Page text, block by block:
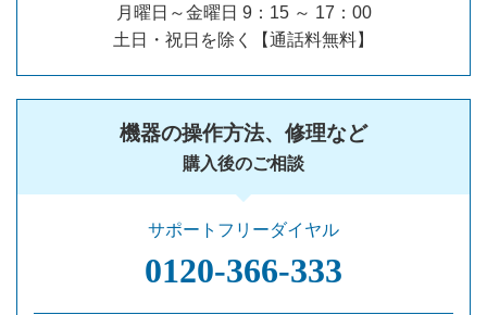
月曜日～金曜日 9：15 ～ 17：00
土日・祝日を除く【通話料無料】
機器の操作方法、修理など
購入後のご相談
サポートフリーダイヤル
0120‐366‐333